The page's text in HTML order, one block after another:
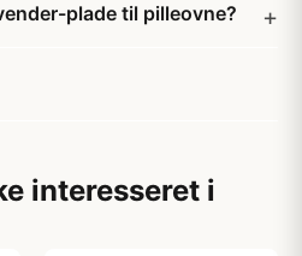
plade til pilleovne?
interesseret i